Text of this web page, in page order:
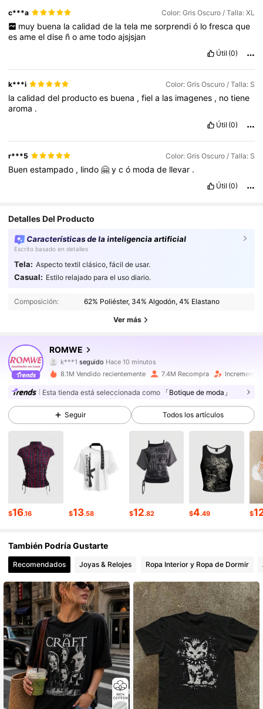
c***a Color: Gris Oscuro / Talla: XL
muy buena la calidad de la tela me sorprendi ó lo fresca que
esameeldise ñoametodoajsjsjan
Útil (0)
k***i Color: Gris Oscuro / Talla: S
lacalidaddel productoes buena ,fiela las imagenes , notiene
aroma .
Útil (0)
r***5 Color: Gris Oscuro / Talla: S
Buenestampado , lindo🤗ycó modade llevar .
Útil (0)
Detalles Del Producto
Características de la inteligencia artificial
Escrito basado en detalles
Tela: Aspecto textil clásico, fácil de usar.
Casual: Estilo relajado para el uso diario.
Composición: 62% Poliéster, 34% Algodón, 4% Elastano
Ver más
ROMWE
4.2M Seguidores
k***1 seguido Hace 10 minutos
4.91
4.2M Seguidores
4.91
4.2M Seguidores
4.2M Seguidores
4.91 4.2M Seguidores
4.91 4.2M Seguidores
8.1M Vendido recientemente 7.4M Recompra Incremento
Esta tienda está seleccionada como 「Botique de moda」
Seguir Todos los artículos
$16.16 $13.58 $12.82 $4.49 $
También Podría Gustarte
Recomendados Joyas & Relojes Ropa Interior y Ropa de Dormir